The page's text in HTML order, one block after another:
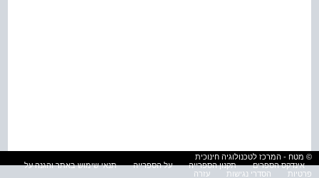
© מטח - המרכז לטכנולוגיה חינוכית
אינדקס הספרים
תקנון הספרייה על הספרייה
תנאי שימוש באתר והגנה על
פרטיות
הסדרי נגישות עזרה